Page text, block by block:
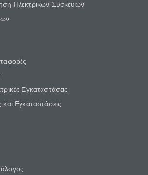
Ηλεκτρικών Συσκευών
Εγκαταστάσεις
και Εγκαταστάσεις